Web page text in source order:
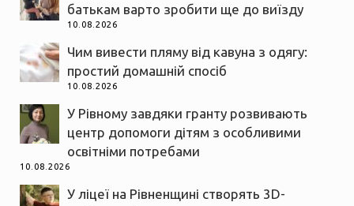
батькам варто зробити ще до виїзду
10.08.2026
Чим вивести пляму від кавуна з одягу:
простий домашній спосіб
10.08.2026
У Рівному завдяки гранту розвивають
центр допомоги дітям з особливими
освітніми потребами
10.08.2026
У ліцеї на Рівненщині створять 3D-